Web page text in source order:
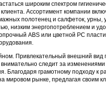
широким спектром
Ассортимент компании
полотенец и салфеток, урны,
низким энергопотреблением и
ABS или цветной РС
Привлекательный внешний вид
следит за
Благодаря грамотному подходу к
рынке, предлагая своим